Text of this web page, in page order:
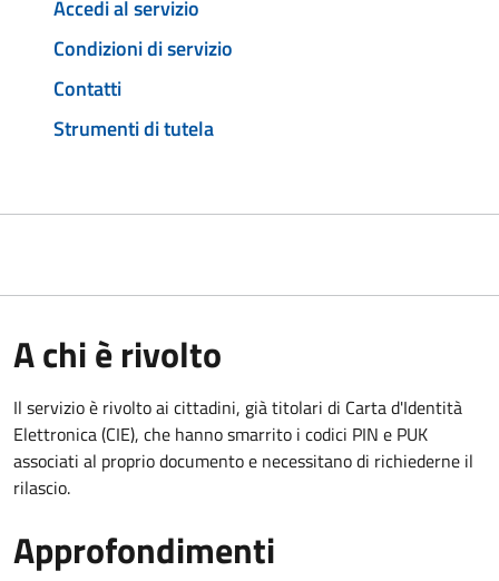
Accedi al servizio
Condizioni di servizio
Contatti
Strumenti di tutela
A chi è rivolto
Il servizio è rivolto ai cittadini, già titolari di Carta d'Identità
Elettronica (CIE), che hanno smarrito i codici PIN e PUK
associati al proprio documento e necessitano di richiederne il
rilascio.
Approfondimenti